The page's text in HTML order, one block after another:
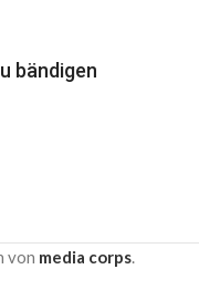
bändigen
von media corps.